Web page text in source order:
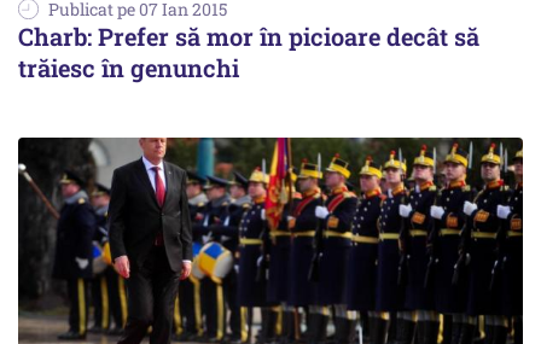
Publicat pe 07 Ian 2015
Charb: Prefer să mor în picioare decât să
trăiesc în genunchi